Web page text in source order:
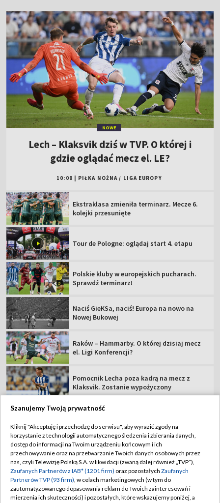
NOWE
Lech – Klaksvik dziś w TVP. O której i
gdzie oglądać mecz el. LE?
10:00 PIŁKA NOŻNA / LIGA EUROPY
Ekstraklasa zmieniła terminarz. Mecze 6.
kolejki przesunięte
Tour de Pologne: oglądaj start 4. etapu
Polskie kluby w europejskich pucharach.
Sprawdź terminarz!
Naciś GieKSa, naciś! Europa na nowo na
Nowej Bukowej
Raków – Hammarby. O której dzisiaj mecz
el. Ligi Konferencji?
Pomocnik Lecha poza kadrą na mecz z
Klaksvik. Zostanie wypożyczony
TVP
Abonament TVP
Sklep TVP
Biuro Reklamy
Regulamin TVP
Polityka prywatności
Moje zgody
Szanujemy Twoją prywatność
Kliknij "Akceptuję i przechodzę do serwisu", aby wyrazić zgody na
korzystanie z technologii automatycznego śledzenia i zbierania danych,
dostęp do informacji na Twoim urządzeniu końcowym i ich
przechowywanie oraz na przetwarzanie Twoich danych osobowych przez
nas, czyli Telewizję Polską S.A. w likwidacji (zwaną dalej również „TVP”),
Zaufanych Partnerów z IAB* (1201 firm) oraz pozostałych Zaufanych
Partnerów TVP (93 firm), w celach marketingowych (w tym do
zautomatyzowanego dopasowania reklam do Twoich zainteresowań i
mierzenia ich skuteczności) i pozostałych, które wskazujemy poniżej, a